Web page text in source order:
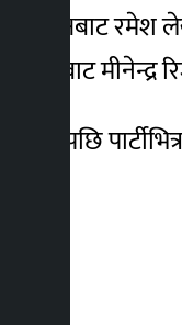
पक्षबाट रमेश
समूहबाट
भएपछि